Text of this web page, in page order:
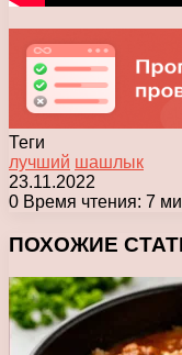
Теги
лучший шашлык
23.11.2022
0 Время чтения: 7
ПОХОЖИЕ